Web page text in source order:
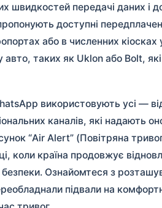
швидкостей передачі даних і
доступні
або в численних кіосках
таких як Uklon або Bolt,
використовують усі —
каналів, які надають
“Air Alert” (Повітряна
коли країна продовжує
Ознайомтеся з
підвали на